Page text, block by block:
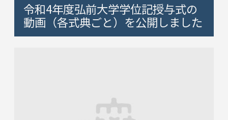
令和4年度弘前大学学位記授与式の
動画（各式典ごと）を公開しました